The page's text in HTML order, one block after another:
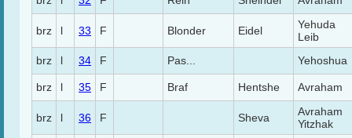
brz l 33 F Blonder Eidel
Yehuda
Leib
brz
l 34 F Pas... Yehoshua
brz l 35 F Braf Hentshe Avraham
brz l 36 F Sheva
Avraham
Yitzhak